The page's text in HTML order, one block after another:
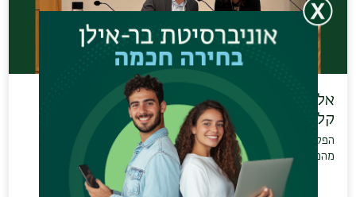
אלון ברגר, סטודנט לתואר שני בפסיכולוגיה
קלינית…
הפקולטה למדעי החברה מברכת את אלון ברגר, סטודנט לתואר שני
מהמחלקה לפסיכולוגיה ומהחוג לפסיכולוגיה…